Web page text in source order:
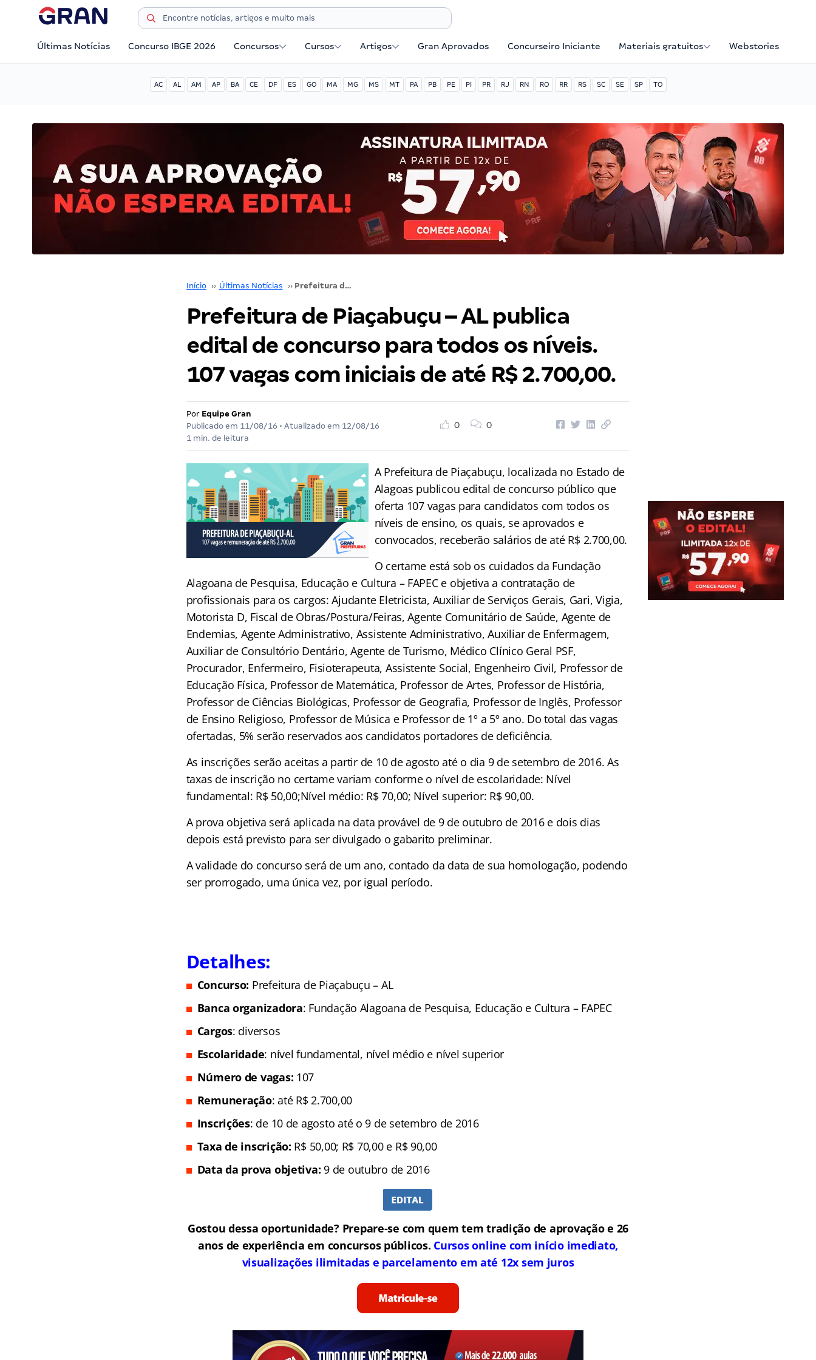
Últimas Notícias Concurso IBGE 2026 Concursos Cursos Artigos Gran Aprovados Concurseiro Iniciante Materiais gratuitos Webstories
AC AL AM AP BA CE DF ES GO MA MG MS MT PA PB PE PI PR RJ RN RO RR RS SC SE SP TO
Início ›› Últimas Notícias ›› Prefeitura de Piaçabuçu – AL publica edital de concurso para todos os níveis. 107 vagas com iniciais de até R$ 2.700,00.
Prefeitura de Piaçabuçu – AL publica
edital de concurso para todos os níveis.
107 vagas com iniciais de até R$ 2.700,00.
Por Equipe Gran
Publicado em 11/08/16 • Atualizado em 12/08/16
1 min. de leitura
0 0
A Prefeitura de Piaçabuçu, localizada no Estado de
Alagoas publicou edital de concurso público que
oferta 107 vagas para candidatos com todos os
níveis de ensino, os quais, se aprovados e
convocados, receberão salários de até R$ 2.700,00.
O certame está sob os cuidados da Fundação
Alagoana de Pesquisa, Educação e Cultura – FAPEC e objetiva a contratação de
profissionais para os cargos: Ajudante Eletricista, Auxiliar de Serviços Gerais, Gari, Vigia,
Motorista D, Fiscal de Obras/Postura/Feiras, Agente Comunitário de Saúde, Agente de
Endemias, Agente Administrativo, Assistente Administrativo, Auxiliar de Enfermagem,
Auxiliar de Consultório Dentário, Agente de Turismo, Médico Clínico Geral PSF,
Procurador, Enfermeiro, Fisioterapeuta, Assistente Social, Engenheiro Civil, Professor de
Educação Física, Professor de Matemática, Professor de Artes, Professor de História,
Professor de Ciências Biológicas, Professor de Geografia, Professor de Inglês, Professor
de Ensino Religioso, Professor de Música e Professor de 1º a 5º ano. Do total das vagas
ofertadas, 5% serão reservados aos candidatos portadores de deficiência.
As inscrições serão aceitas a partir de 10 de agosto até o dia 9 de setembro de 2016. As
taxas de inscrição no certame variam conforme o nível de escolaridade: Nível
fundamental: R$ 50,00;Nível médio: R$ 70,00; Nível superior: R$ 90,00.
A prova objetiva será aplicada na data provável de 9 de outubro de 2016 e dois dias
depois está previsto para ser divulgado o gabarito preliminar.
A validade do concurso será de um ano, contado da data de sua homologação, podendo
ser prorrogado, uma única vez, por igual período.
Detalhes:
Concurso: Prefeitura de Piaçabuçu – AL
Banca organizadora: Fundação Alagoana de Pesquisa, Educação e Cultura – FAPEC
Cargos: diversos
Escolaridade: nível fundamental, nível médio e nível superior
Número de vagas: 107
Remuneração: até R$ 2.700,00
Inscrições: de 10 de agosto até o 9 de setembro de 2016
Taxa de inscrição: R$ 50,00; R$ 70,00 e R$ 90,00
Data da prova objetiva: 9 de outubro de 2016
Gostou dessa oportunidade? Prepare-se com quem tem tradição de aprovação e 26
anos de experiência em concursos públicos. Cursos online com início imediato,
visualizações ilimitadas e parcelamento em até 12x sem juros